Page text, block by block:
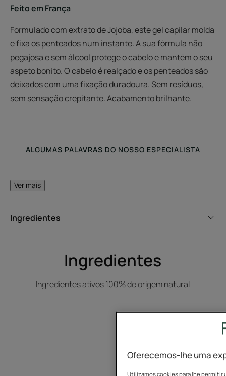
Feito em França
Formulado com extrato de Jojoba, este gel capilar molda
e fixa os penteados num instante. A sua fórmula não
pegajosa e sem álcool protege o cabelo e mantém o seu
aspeto bonito. O cabelo é realçado e os penteados são
deixados com uma fixação duradoura. Sem resíduos,
sem sensação crepitante. Acabamento brilhante.
ALGUMAS PALAVRAS DO NOSSO ESPECIALISTA
proporciona uma fixação
Ver mais
Ingredientes
Ingredientes
Ingredientes ativos 100% de origem natural
Oferecemos-lhe uma
Utilizamos cookies para lhe permitir